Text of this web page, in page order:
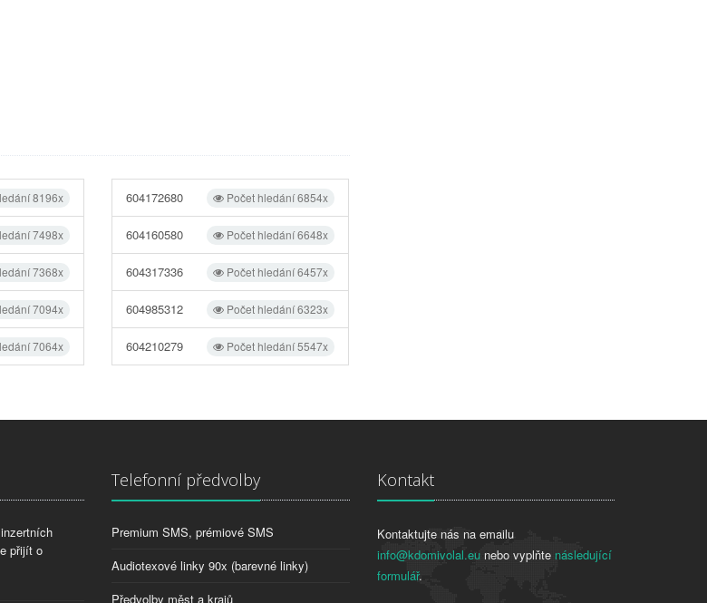
8196x
7498x
7368x
7094x
7064x
Počet hledání 6854x
604172680
Počet hledání 6648x
604160580
Počet hledání 6457x
604317336
Počet hledání 6323x
604985312
Počet hledání 5547x
604210279
přijít o
Telefonní předvolby
Premium SMS, prémiové SMS
Audiotexové linky 90x (barevné linky)
Předvolby měst a krajů
Kontakt
Kontaktujte nás na emailu
info@kdomivolal.eunebo vyplňte následující
formulář.